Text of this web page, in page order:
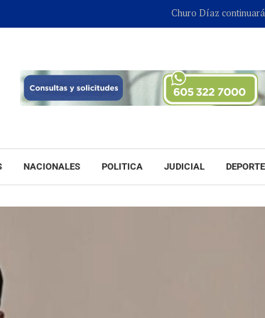
Churo Díaz continuará en libertad mientras
NACIONALES POLITICA JUDICIAL